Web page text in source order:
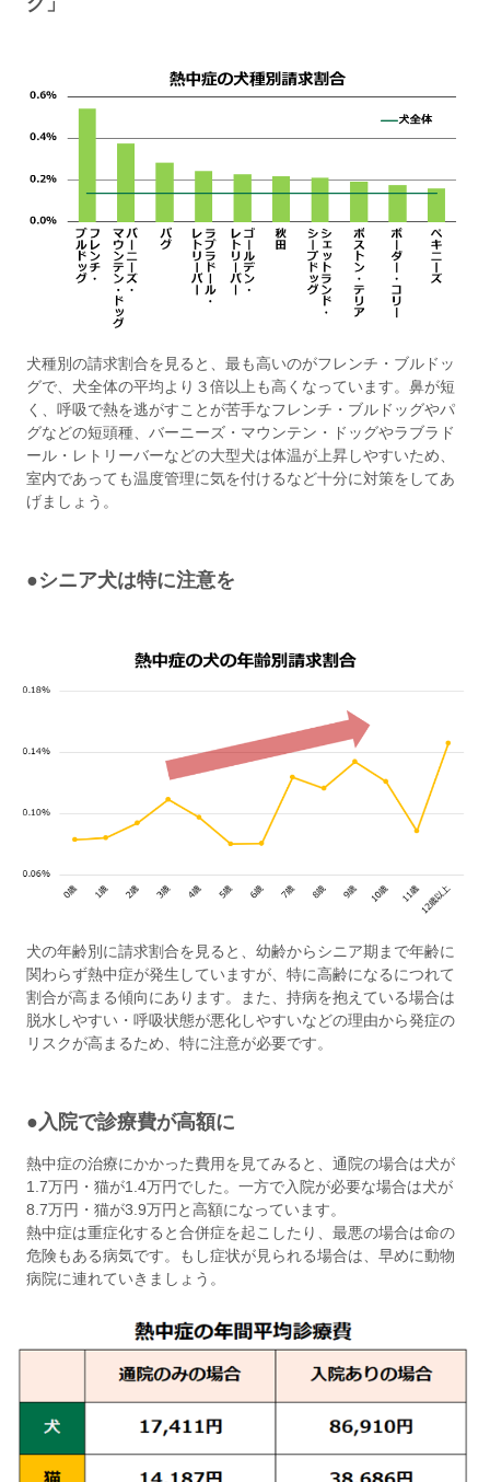
犬種別の請求割合を見ると、最も高いのがフレンチ・ブルドッ
グで、犬全体の平均より３倍以上も高くなっています。鼻が短
く、呼吸で熱を逃がすことが苦手なフレンチ・ブルドッグやパ
グなどの短頭種、バーニーズ・マウンテン・ドッグやラブラド
ール・レトリーバーなどの大型犬は体温が上昇しやすいため、
室内であっても温度管理に気を付けるなど十分に対策をしてあ
げましょう。
●シニア犬は特に注意を
犬の年齢別に請求割合を見ると、幼齢からシニア期まで年齢に
関わらず熱中症が発生していますが、特に高齢になるにつれて
割合が高まる傾向にあります。また、持病を抱えている場合は
脱水しやすい・呼吸状態が悪化しやすいなどの理由から発症の
リスクが高まるため、特に注意が必要です。
●入院で診療費が高額に
熱中症の治療にかかった費用を見てみると、通院の場合は犬が
1.7万円・猫が1.4万円でした。一方で入院が必要な場合は犬が
8.7万円・猫が3.9万円と高額になっています。
熱中症は重症化すると合併症を起こしたり、最悪の場合は命の
危険もある病気です。もし症状が見られる場合は、早めに動物
病院に連れていきましょう。